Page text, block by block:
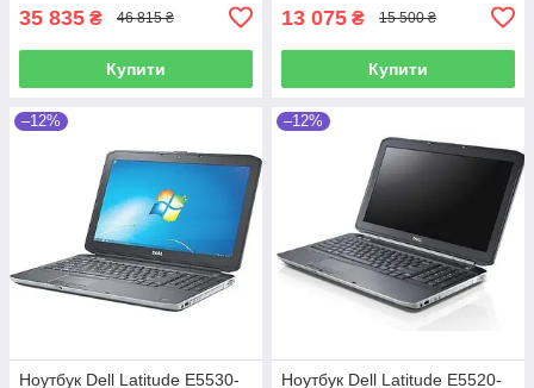
35 835 ₴ 46 815 ₴
Купити
13 075 ₴ 15 500 ₴
Купити
–12%
Ноутбук Dell Latitude E5530-
–12%
Ноутбук Dell Latitude E5520-